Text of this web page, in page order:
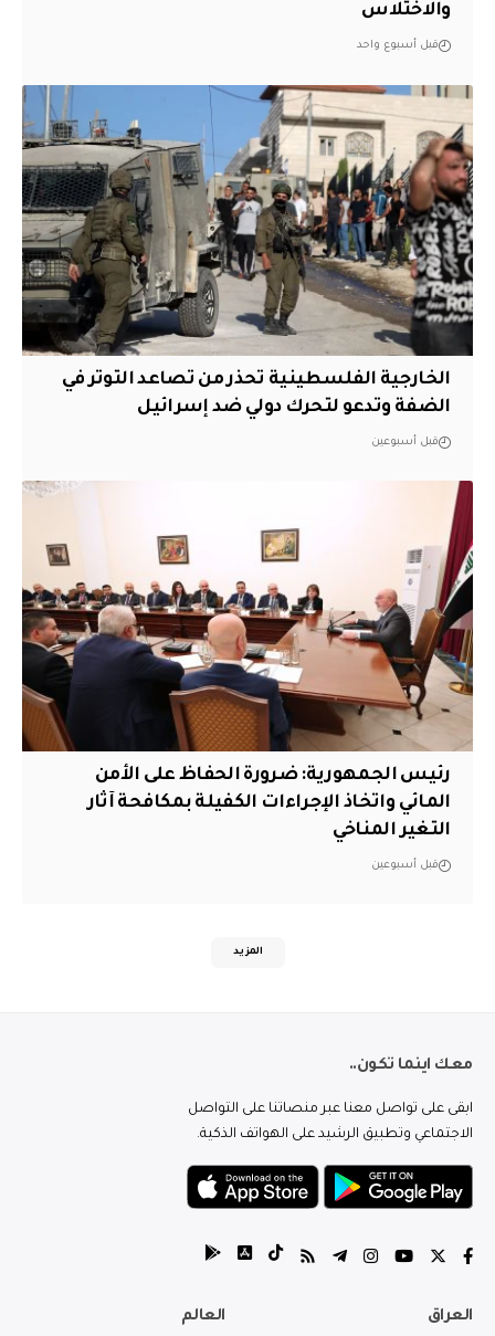
والاختلاس
قبل أسبوع واحد
الخارجية الفلسطينية تحذر من تصاعد التوتر في
الضفة وتدعو لتحرك دولي ضد إسرائيل
قبل أسبوعين
رئيس الجمهورية: ضرورة الحفاظ على الأمن
المائي واتخاذ الإجراءات الكفيلة بمكافحة آثار
التغير المناخي
قبل أسبوعين
المزيد
معك اينما تكون..
ابقى على تواصل معنا عبر منصاتنا على التواصل
الاجتماعي وتطبيق الرشيد على الهواتف الذكية.
العراق العالم